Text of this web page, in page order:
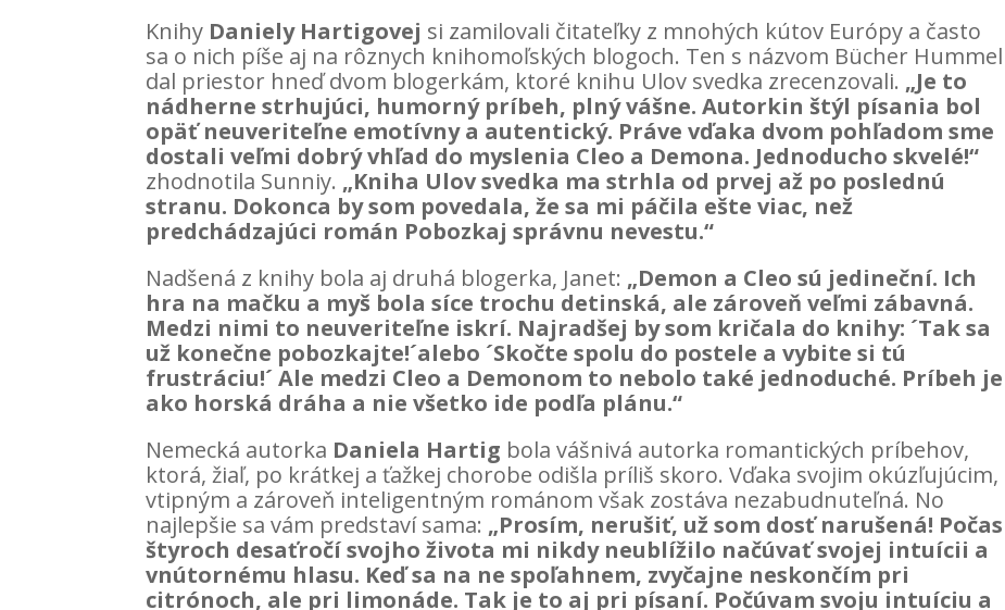
Knihy Daniely Hartigovej si zamilovali čitateľky z mnohých kútov Európy a často
sa o nich píše aj na rôznych knihomoľských blogoch. Ten s názvom Bücher Hummel
dal priestor hneď dvom blogerkám, ktoré knihu Ulov svedka zrecenzovali. „Je to
nádherne strhujúci, humorný príbeh, plný vášne. Autorkin štýl písania bol
opäť neuveriteľne emotívny a autentický. Práve vďaka dvom pohľadom sme
dostali veľmi dobrý vhľad do myslenia Cleo a Demona. Jednoducho skvelé!“
zhodnotila Sunniy. „Kniha Ulov svedka ma strhla od prvej až po poslednú
stranu. Dokonca by som povedala, že sa mi páčila ešte viac, než
predchádzajúci román Pobozkaj správnu nevestu.“
Nadšená z knihy bola aj druhá blogerka, Janet: „Demon a Cleo sú jedineční. Ich
hra na mačku a myš bola síce trochu detinská, ale zároveň veľmi zábavná.
Medzi nimi to neuveriteľne iskrí. Najradšej by som kričala do knihy: ´Tak sa
už konečne pobozkajte!´alebo ´Skočte spolu do postele a vybite si tú
frustráciu!´ Ale medzi Cleo a Demonom to nebolo také jednoduché. Príbeh je
ako horská dráha a nie všetko ide podľa plánu.“
Nemecká autorka Daniela Hartig bola vášnivá autorka romantických príbehov,
ktorá, žiaľ, po krátkej a ťažkej chorobe odišla príliš skoro. Vďaka svojim okúzľujúcim,
vtipným a zároveň inteligentným románom však zostáva nezabudnuteľná. No
najlepšie sa vám predstaví sama: „Prosím, nerušiť, už som dosť narušená! Počas
štyroch desaťročí svojho života mi nikdy neublížilo načúvať svojej intuícii a
vnútornému hlasu. Keď sa na ne spoľahnem, zvyčajne neskončím pri
citrónoch, ale pri limonáde. Tak je to aj pri písaní. Počúvam svoju intuíciu a